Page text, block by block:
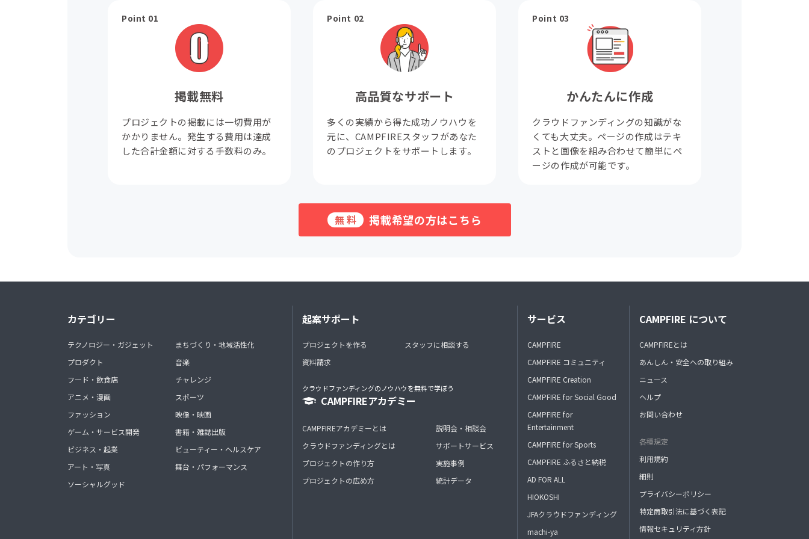
Point 01
掲載無料
プロジェクトの掲載には一切費用が
かかりません。発生する費用は達成
した合計金額に対する手数料のみ。
Point 02
高品質なサポート
多くの実績から得た成功ノウハウを
元に、CAMPFIREスタッフがあなた
のプロジェクトをサポートします。
Point 03
かんたんに作成
クラウドファンディングの知識がな
くても大丈夫。ページの作成はテキ
ストと画像を組み合わせて簡単にペ
ージの作成が可能です。
無料 掲載希望の方はこちら
カテゴリー
テクノロジー・ガジェット
プロダクト
フード・飲食店
アニメ・漫画
ファッション
ゲーム・サービス開発
ビジネス・起業
アート・写真
ソーシャルグッド
まちづくり・地域活性化
音楽
チャレンジ
スポーツ
映像・映画
書籍・雑誌出版
ビューティー・ヘルスケア
舞台・パフォーマンス
起案サポート
プロジェクトを作る
資料請求
スタッフに相談する
クラウドファンディングのノウハウを無料で学ぼう
CAMPFIREアカデミー
CAMPFIREアカデミーとは
クラウドファンディングとは
プロジェクトの作り方
プロジェクトの広め方
説明会・相談会
サポートサービス
実施事例
統計データ
サービス
CAMPFIRE
CAMPFIRE コミュニティ
CAMPFIRE Creation
CAMPFIRE for Social Good
CAMPFIRE for
Entertainment
CAMPFIRE for Sports
CAMPFIRE ふるさと納税
AD FOR ALL
HIOKOSHI
JFAクラウドファンディング
machi-ya
CAMPFIRE について
CAMPFIREとは
あんしん・安全への取り組み
ニュース
ヘルプ
お問い合わせ
各種規定
利用規約
細則
プライバシーポリシー
特定商取引法に基づく表記
情報セキュリティ方針